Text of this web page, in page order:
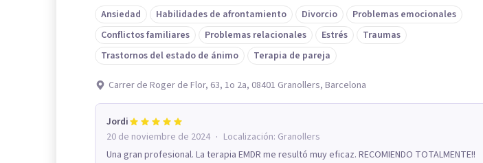
Ansiedad Habilidades de afrontamiento Divorcio
Problemas emocionales
Conflictos familiares
Problemas relacionales Estrés
Traumas
Trastornos del estado de ánimo
Terapia de pareja
Carrer de Roger de Flor, 63, 1o 2a, 08401 Granollers, Barcelona
Jordi
20 de noviembre de 2024 · Localización: Granollers
Una gran profesional. La terapia EMDR me resultó muy eficaz. RECOMIENDO TOTALMENTE!!